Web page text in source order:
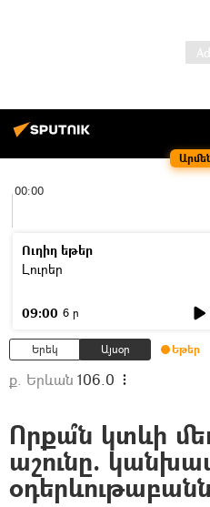
00:00
Ուղիղ եթեր
Լուրեր
09:00 6 ր
Երեկ Այսօր Եթեր
ք. Երևան 106.0
Որքա՞ն կտևի
աշունը.